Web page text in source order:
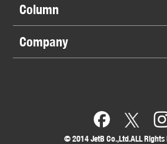
Column
Company
©︎ 2014 JetB Co.,Ltd.ALL Rights